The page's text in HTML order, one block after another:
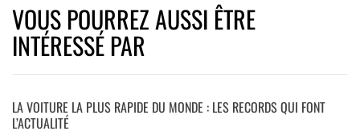
VOUS POURREZ AUSSI ÊTRE
INTÉRESSÉ PAR
LA VOITURE LA PLUS RAPIDE DU MONDE : LES RECORDS QUI FONT
L’ACTUALITÉ